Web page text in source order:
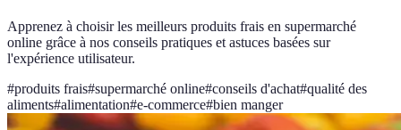
Apprenez à choisir les meilleurs produits frais en supermarché
online grâce à nos conseils pratiques et astuces basées sur
l'expérience utilisateur.
#produits frais#supermarché online#conseils d'achat#qualité des
aliments#alimentation#e-commerce#bien manger